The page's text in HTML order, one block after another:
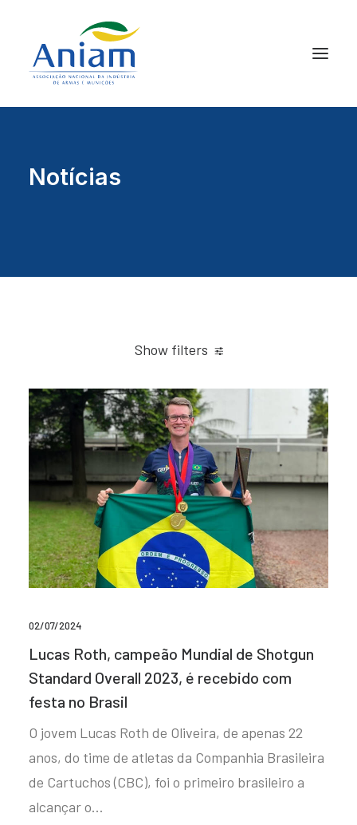
Notícias
Show filters
02/07/2024
Lucas Roth, campeão Mundial de Shotgun
Standard Overall 2023, é recebido com
festa no Brasil
O jovem Lucas Roth de Oliveira, de apenas 22
anos, do time de atletas da Companhia Brasileira
de Cartuchos (CBC), foi o primeiro brasileiro a
alcançar o…